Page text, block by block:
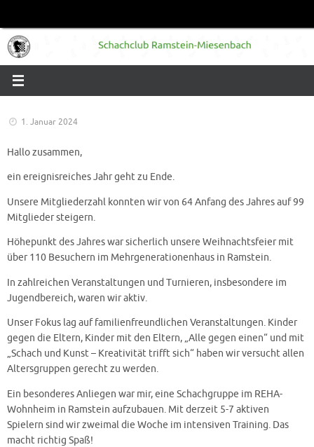
springen
1. Januar 2024
Hallo zusammen,
ein ereignisreiches Jahr geht zu Ende.
Unsere Mitgliederzahl konnten wir von 64 Anfang des Jahres auf 99
Mitglieder steigern.
Höhepunkt des Jahres war sicherlich unsere Weihnachtsfeier mit
über 110 Besuchern im Mehrgenerationenhaus in Ramstein.
In zahlreichen Veranstaltungen und Turnieren, insbesondere im
Jugendbereich, waren wir aktiv.
Unser Fokus lag auf familienfreundlichen Veranstaltungen. Kinder
gegen die Eltern, Kinder mit den Eltern, „Alle gegen einen“ und mit
„Schach und Kunst – Kreativität trifft sich“ haben wir versucht allen
Altersgruppen gerecht zu werden.
Ein besonderes Anliegen war mir, eine Schachgruppe im REHA-
Wohnheim in Ramstein aufzubauen. Mit derzeit 5-7 aktiven
Spielern sind wir zweimal die Woche im intensiven Training. Das
macht richtig Spaß!